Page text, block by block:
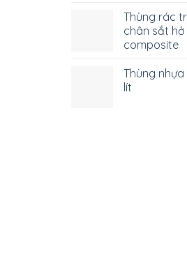
Thùng rác
chân sắt hở
composite
Thùng
lít